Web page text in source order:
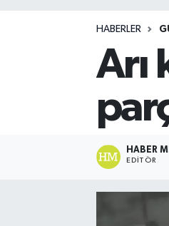
HABERLER
Arı
HABER
EDITÖR